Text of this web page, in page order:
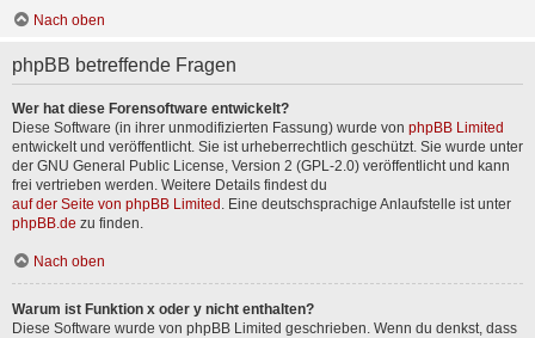
Nach oben
phpBB betreffende Fragen
Wer hat diese Forensoftware entwickelt?
Diese Software (in ihrer unmodifizierten Fassung) wurde von phpBB Limited
entwickelt und veröffentlicht. Sie ist urheberrechtlich geschützt. Sie wurde unter
der GNU General Public License, Version 2 (GPL-2.0) veröffentlicht und kann
frei vertrieben werden. Weitere Details findest du
auf der Seite von phpBB Limited . Eine deutschsprachige Anlaufstelle ist unter
phpBB.de zu finden.
Nach oben
Warum ist Funktion x oder y nicht enthalten?
Diese Software wurde von phpBB Limited geschrieben. Wenn du denkst, dass